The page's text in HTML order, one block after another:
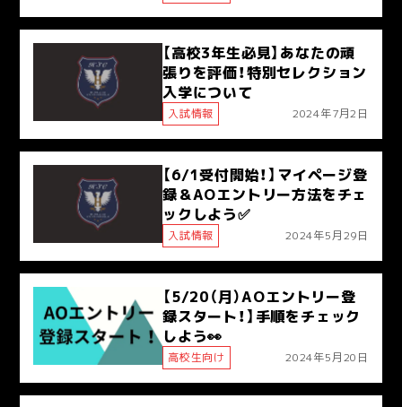
【高校3年生必見】あなたの頑
張りを評価！特別セレクション
入学について
入試情報 2024年7月2日
【6/1受付開始！】マイページ登
録＆AOエントリー方法をチェ
ックしよう✅
入試情報 2024年5月29日
【5/20（月）AOエントリー登
録スタート！】手順をチェック
しよう👀
高校生向け 2024年5月20日